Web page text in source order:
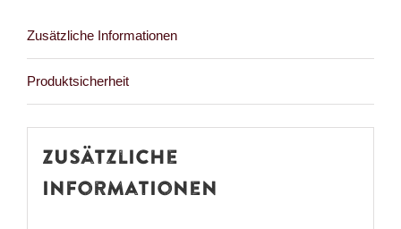
Zusätzliche Informationen
Produktsicherheit
Zusätzliche
Informationen